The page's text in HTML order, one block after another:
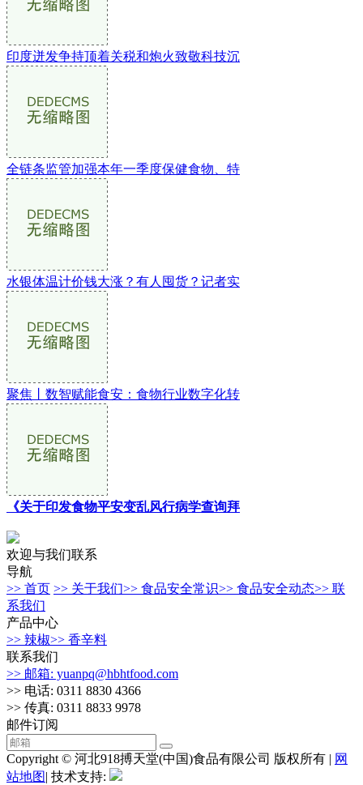
印度迸发争持顶着关税和炮火致敬科技沉
全链条监管加强本年一季度保健食物、特
水银体温计价钱大涨？有人囤货？记者实
聚焦丨数智赋能食安：食物行业数字化转
《关于印发食物平安变乱风行病学查询拜
欢迎与我们联系
导航
>> 首页 >> 关于我们>> 食品安全常识>> 食品安全动态>> 联
系我们
产品中心
>> 辣椒>> 香辛料
联系我们
>> 邮箱: yuanpq@hbhtfood.com
>> 电话: 0311 8830 4366
>> 传真: 0311 8833 9978
邮件订阅
Copyright © 河北918搏天堂(中国)食品有限公司 版权所有 | 网
站地图| 技术支持: